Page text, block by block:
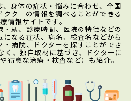
、身体の症状・悩みに合わせ、全国
クターの情報を調べることができる
情報サイトです。
・駅、診療時間、医院の特徴などの
なる症状、病名、検査名などから
・病院、ドクターを探すことができ
く、独自取材に基づき、ドクターに
得意な治療・検査など）も紹介。